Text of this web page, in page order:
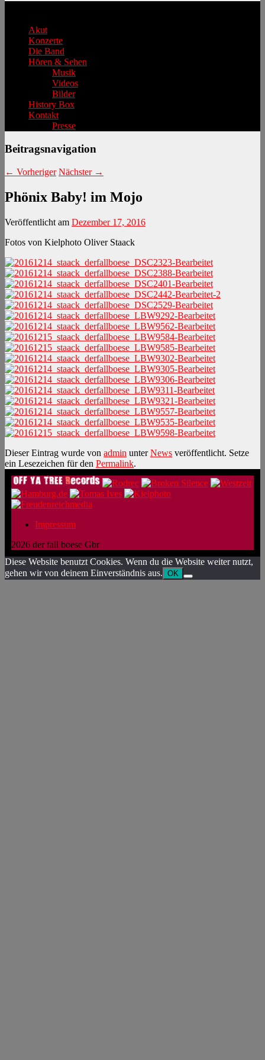
Akut
Konzerte
Die Band
Hören & Sehen
Musik
Videos
Bilder
History Box
Kontakt
Presse
Beitragsnavigation
← Vorheriger Nächster →
Phönix Baby! im Mojo
Veröffentlicht am Dezember 17, 2016
Fotos von Kielphoto Oliver Staack
Dieser Eintrag wurde von admin unterNews veröffentlicht. Setze
ein Lesezeichen für den Permalink.
Impressum
2026 der fall boese Gbr
Diese Website benutzt Cookies. Wenn du die Website weiter nutzt,
gehen wir von deinem Einverständnis aus. OK